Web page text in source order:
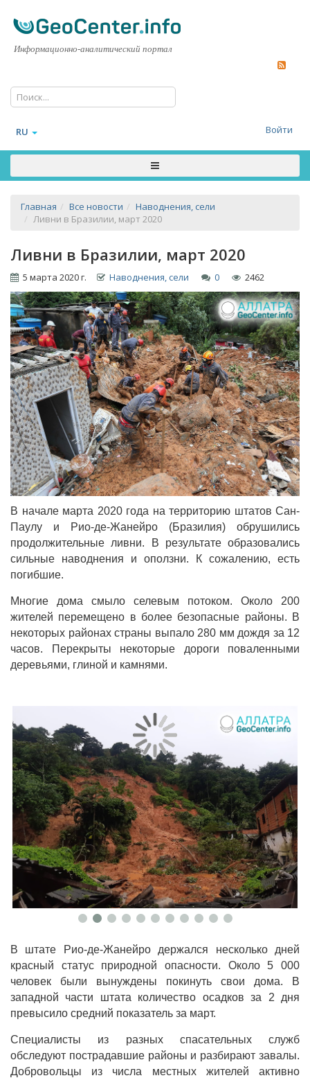
Информационно-аналитический портал
RU Войти
Главная Все новости
Наводнения, сели
Ливни в Бразилии, март 2020
Ливни в Бразилии, март 2020
5 марта 2020 г. Наводнения, сели 0 2462
В начале марта 2020 года на территорию штатов Сан-
Паулу и Рио-де-Жанейро (Бразилия) обрушились
продолжительные ливни. В результате образовались
сильные наводнения и оползни. К сожалению, есть
погибшие.
Многие дома смыло селевым потоком. Около 200
жителей перемещено в более безопасные районы. В
некоторых районах страны выпало 280 мм дождя за 12
часов. Перекрыты некоторые дороги поваленными
деревьями, глиной и камнями.
В штате Рио-де-Жанейро держался несколько дней
красный статус природной опасности. Около 5 000
человек были вынуждены покинуть свои дома. В
западной части штата количество осадков за 2 дня
превысило средний показатель за март.
Специалисты из разных спасательных служб
обследуют пострадавшие районы и разбирают завалы.
Добровольцы из числа местных жителей активно